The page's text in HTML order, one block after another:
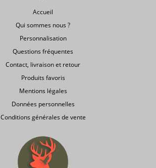
Accueil
Qui sommes nous ?
Personnalisation
Questions fréquentes
Contact, livraison et retour
Produits favoris
Mentions légales
Données personnelles
Conditions générales de vente